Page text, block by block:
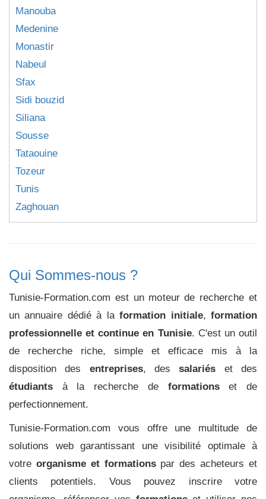
Manouba
Medenine
Monastir
Nabeul
Sfax
Sidi bouzid
Siliana
Sousse
Tataouine
Tozeur
Tunis
Zaghouan
Qui Sommes-nous ?
Tunisie-Formation.com est un moteur de recherche et
un annuaire dédié à laformation initiale,formation
professionnelle et continue en Tunisie. C'est un outil
de recherche riche, simple et efficace mis à la
disposition des entreprises, dessalariés et des
étudiants à la recherche de formationset de
perfectionnement.
Tunisie-Formation.com vous offre une multitude de
solutions web garantissant une visibilité optimale à
votre organisme et formationspar des acheteurs et
clients potentiels. Vous pouvez inscrire votre